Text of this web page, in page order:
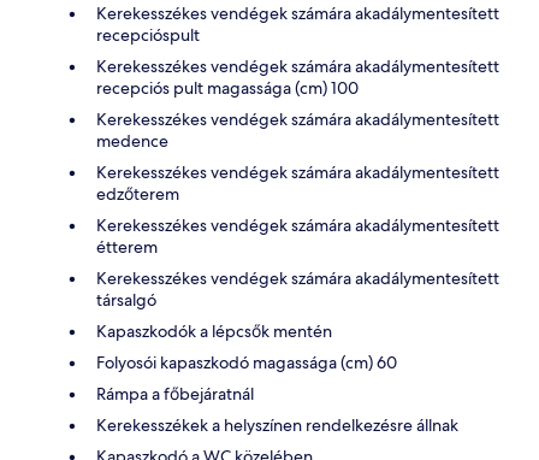
Kerekesszékes vendégek számára akadálymentesített
recepcióspult
Kerekesszékes vendégek számára akadálymentesített
recepciós pult magassága (cm) 100
Kerekesszékes vendégek számára akadálymentesített
medence
Kerekesszékes vendégek számára akadálymentesített
edzőterem
Kerekesszékes vendégek számára akadálymentesített
étterem
Kerekesszékes vendégek számára akadálymentesített
társalgó
Kapaszkodók a lépcsők mentén
Folyosói kapaszkodó magassága (cm) 60
Rámpa a főbejáratnál
Kerekesszékek a helyszínen rendelkezésre állnak